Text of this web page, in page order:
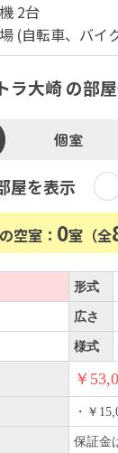
2台
(自転車、バイ
ラ大崎 の部
個室
屋を表示
空室： 0室（全
形式
広さ
様式
￥
・￥
保証金